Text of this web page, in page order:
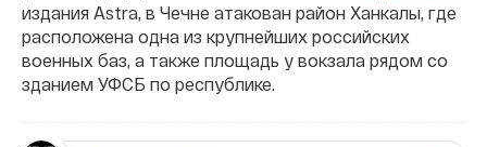
издания Astra, в Чечне атакован район Ханкалы, где
расположена одна из крупнейших российских
военных баз, а также площадь у вокзала рядом со
зданием УФСБ по республике.